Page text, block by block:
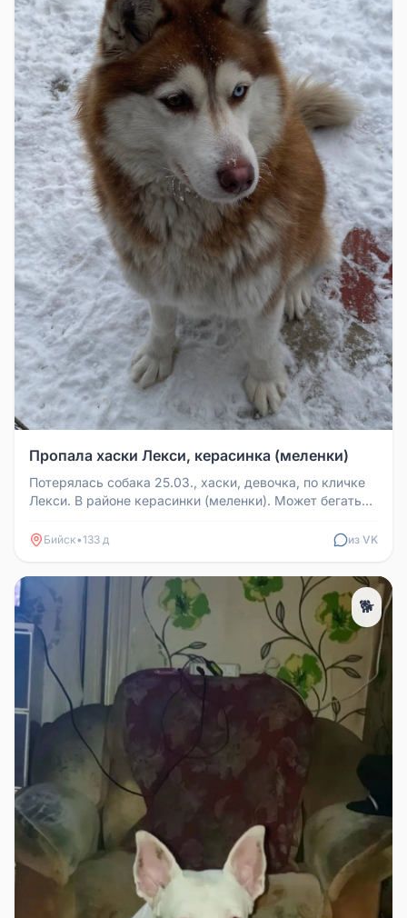
Пропала хаски Лекси, керасинка (меленки)
Потерялась собака 25.03., хаски, девочка, по кличке
Лекси. В районе керасинки (меленки). Может бегать
Бийск•133 д из VK
🐕